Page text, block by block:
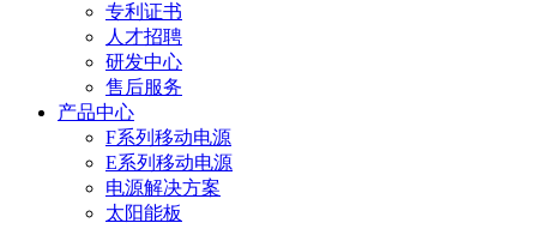
专利证书
人才招聘
研发中心
售后服务
产品中心
F系列移动电源
E系列移动电源
电源解决方案
太阳能板